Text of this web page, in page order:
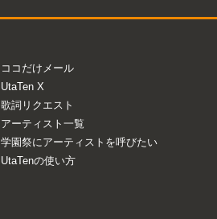
ココだけメール
UtaTen X
歌詞リクエスト
アーティスト一覧
学園祭にアーティストを呼びたい
UtaTenの使い方